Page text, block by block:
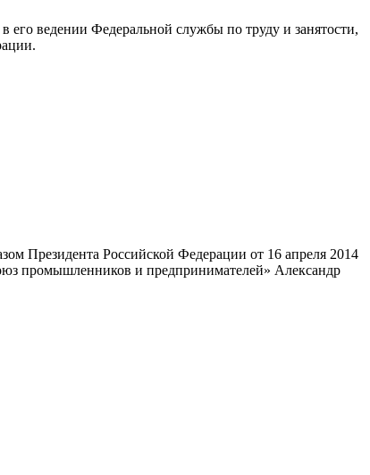
его ведении Федеральной службы по труду и занятости,
Президента Российской Федерации от 16 апреля 2014
промышленников и предпринимателей» Александр